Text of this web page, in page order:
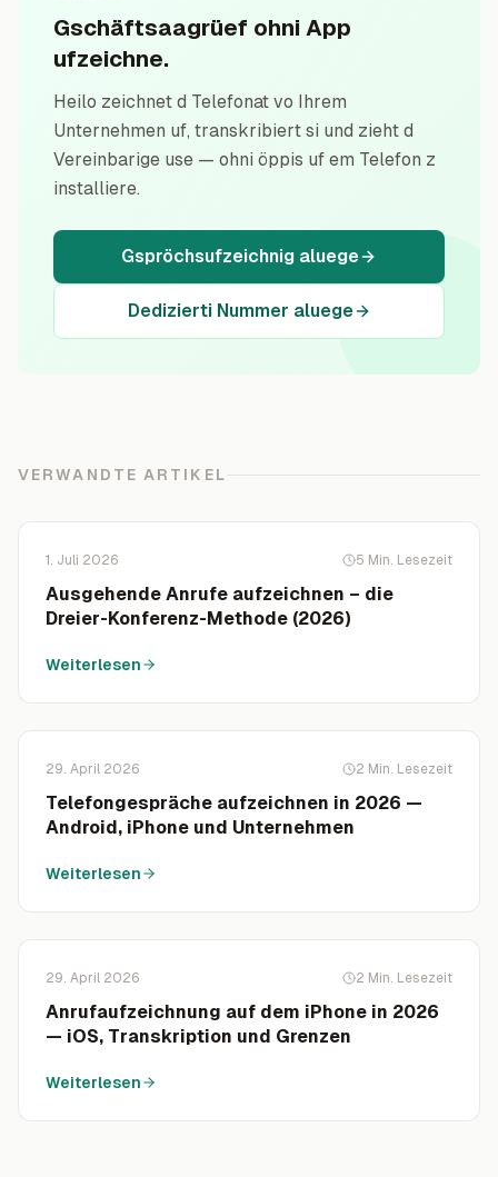
Gschäftsaagrüef ohni App
ufzeichne.
Heilo zeichnet d Telefonat vo Ihrem
Unternehmen uf, transkribiert si und zieht d
Vereinbarige use — ohni öppis uf em Telefon z
installiere.
Gspröchsufzeichnig aluege
Dedizierti Nummer aluege
VERWANDTE ARTIKEL
1. Juli 2026 5 Min. Lesezeit
Ausgehende Anrufe aufzeichnen – die
Dreier-Konferenz-Methode (2026)
Weiterlesen
29. April 2026 2 Min. Lesezeit
Telefongespräche aufzeichnen in 2026 —
Android, iPhone und Unternehmen
Weiterlesen
29. April 2026 2 Min. Lesezeit
Anrufaufzeichnung auf dem iPhone in 2026
— iOS, Transkription und Grenzen
Weiterlesen